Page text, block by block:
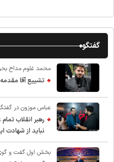
گفتگو
محمد غلوم مداح
تشییع آقا
عباس موزون در گفتگو
رهبر انقلاب تمام
نباید از شهادت
بخش اول گفت و گوی